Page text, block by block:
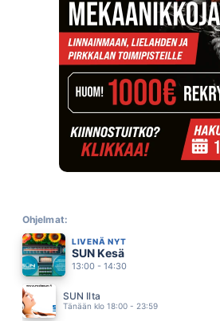
TUOMITTUNA KULKEMAAN
VESA-MATTI LOIRI & SAMULI EDELMANN
10.25
AURINKO VOITTAA
VIRVE ROSTI
10.18
MORNING SUN
ROBBIE WILLIAMS
10.12
VIIMEISET HÄÄT
ELIAS KASKINEN
LENSIN MATALALLA 2
KATRI YLANDER
09.52
SINÄ VAIN
TAUSKI
09.49
FRANS HARJU
09.46
Ohjelmat:
LIVENÄ NYT
SUN Kesä
13:00 - 14:30
SUN Ilta
Tänään klo 18:00 - 23:59